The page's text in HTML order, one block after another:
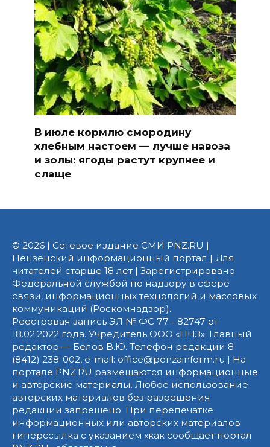
В июле кормлю смородину
хлебным настоем — лучше навоза
и золы: ягоды растут крупнее и
слаще
© 2026 | Сетевое издание СМИ PNZ.RU |
Пензенский информационный портал | Для
читателей старше 18 лет | Зарегистрировано
Федеральной службой по надзору в сфере
связи, информационных технологий и массовых
коммуникаций (Роскомнадзор).
Реестровая запись ЭЛ № ФС 77 - 82747 от
18.02.2022 года. Учредитель ООО «ПНЗ». Главный
редактор — Белов В.Ю. Телефон редакции 8
(8412) 238-002, e-mail: office@penzainform.ru | На
портале PNZ.RU размещаются информационные
и авторские материалы. Любое использование
авторских материалов без разрешения
редакции запрещено. При перепечатке
информационных или авторских материалов
гиперссылка с указанием «как сообщает портал